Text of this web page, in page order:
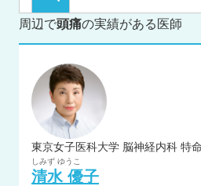
周辺で頭痛の実績がある医師
東京女子医科大学 脳神経内科 特
しみず ゆうこ
清水 優子